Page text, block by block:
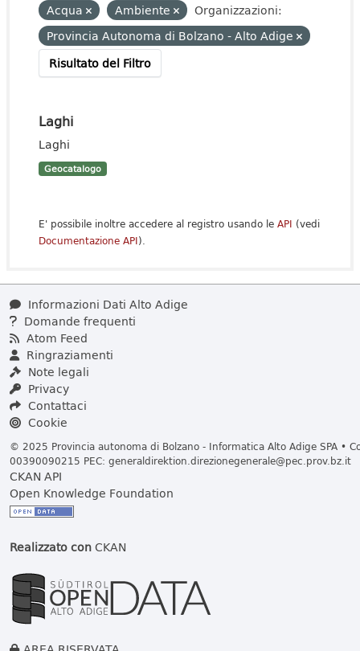
Acqua
Ambiente
Organizzazioni:
Provincia Autonoma di Bolzano - Alto Adige
Risultato del Filtro
Laghi
Laghi
Geocatalogo
E' possibile inoltre accedere al registro usando le API (vedi
Documentazione API).
Informazioni Dati Alto Adige
Domande frequenti
Atom Feed
Ringraziamenti
Note legali
Privacy
Contattaci
Cookie
© 2025 Provincia autonoma di Bolzano - Informatica Alto Adige SPA •
00390090215 PEC: generaldirektion.direzionegenerale@pec.prov.bz.it
CKAN API
Open Knowledge Foundation
Realizzato conCKAN